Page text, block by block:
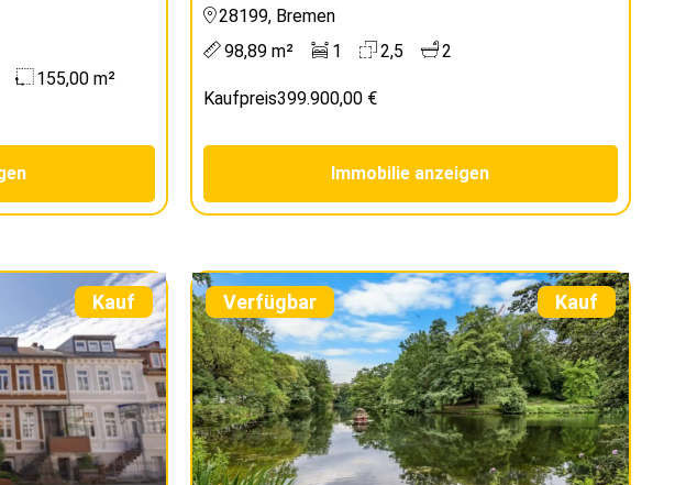
155,00 m²
28199, Bremen
98,89 m²
1 2,5 2
Kaufpreis399.900,00 €
Immobilie anzeigen
Kauf Verfügbar Kauf